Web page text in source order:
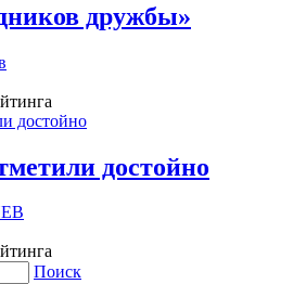
дружбы»
достойно
Поиск